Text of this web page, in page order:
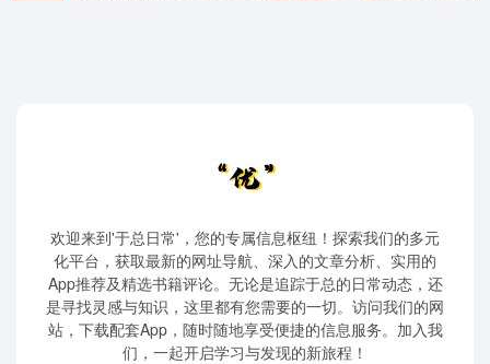
欢迎来到'于总日常'，您的专属信息枢纽！探索我们的多元
化平台，获取最新的网址导航、深入的文章分析、实用的
App推荐及精选书籍评论。无论是追踪于总的日常动态，还
是寻找灵感与知识，这里都有您需要的一切。访问我们的网
站，下载配套App，随时随地享受便捷的信息服务。加入我
们，一起开启学习与发现的新旅程！